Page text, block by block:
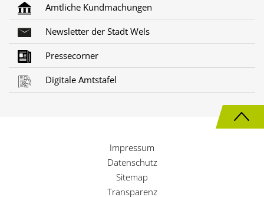
Amtliche Kundmachungen
Newsletter der Stadt Wels
Pressecorner
Digitale Amtstafel
Impressum
Datenschutz
Sitemap
Transparenz